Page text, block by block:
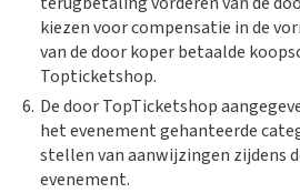
kiezen voor compensatie in de
van de door koper betaalde
Topticketshop.
6. De door TopTicketshop
het evenement gehanteerde
stellen van aanwijzingen zijdens
evenement.